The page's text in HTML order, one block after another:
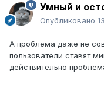
Умный и
Опубликовано
А проблема даже не
пользователи ставят
действительно